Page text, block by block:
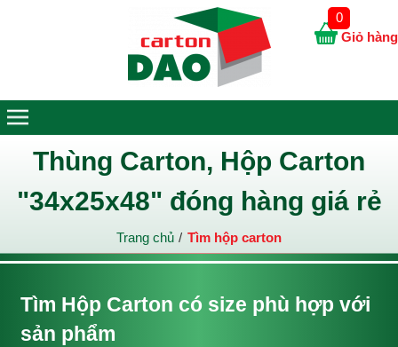
Thùng Carton, Hộp Carton
"34x25x48" đóng hàng giá rẻ
Trang chủ Tìm hộp carton
Tìm Hộp Carton có size phù hợp với
sản phẩm
Giỏ hàng
0